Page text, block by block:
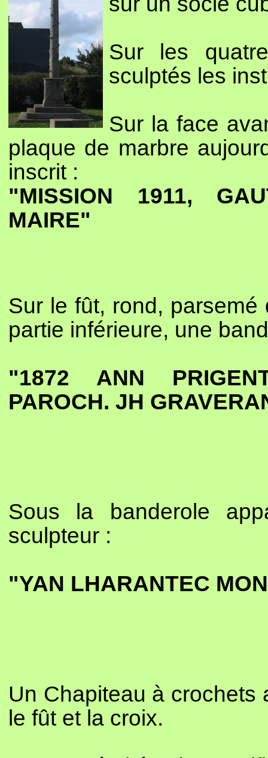
Sur les
sculptés les
Sur la face
plaque de marbre
inscrit :
"MISSION 1911,
MAIRE"
Sur le fût, rond,
partie inférieure, une
"1872 ANN
PAROCH. JH
Sous la banderole
sculpteur :
"YAN LHARANTEC
Un Chapiteau à crochets
le fût et la croix.